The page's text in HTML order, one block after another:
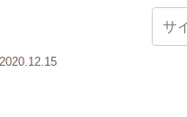
2020.12.15